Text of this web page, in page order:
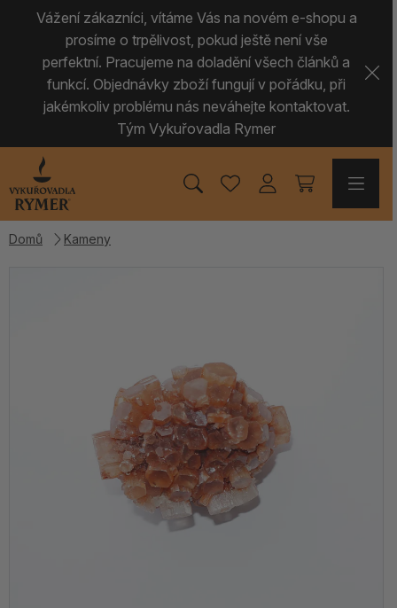
Vážení zákazníci, vítáme Vás na novém e-shopu a
prosíme o trpělivost, pokud ještě není vše
perfektní. Pracujeme na doladění všech článků a
funkcí. Objednávky zboží fungují v pořádku, při
jakémkoliv problému nás neváhejte kontaktovat.
Tým Vykuřovadla Rymer
Domů Kameny